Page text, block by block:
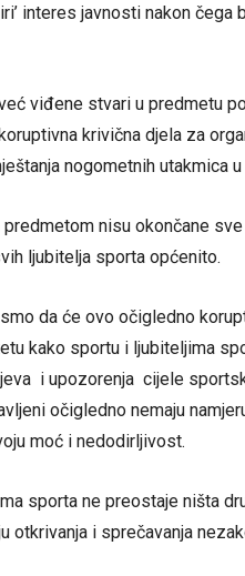
interes javnosti nakon
viđene stvari u predmetu
krivična djela za
nogometnih utakmica
nisu okončane
ljubitelja sporta općenito.
da će ovo očigledno
kako sportu i ljubiteljima
i upozorenja cijele
očigledno nemaju
moć i nedodirljivost.
sporta ne preostaje ništa
otkrivanja i sprečavanja